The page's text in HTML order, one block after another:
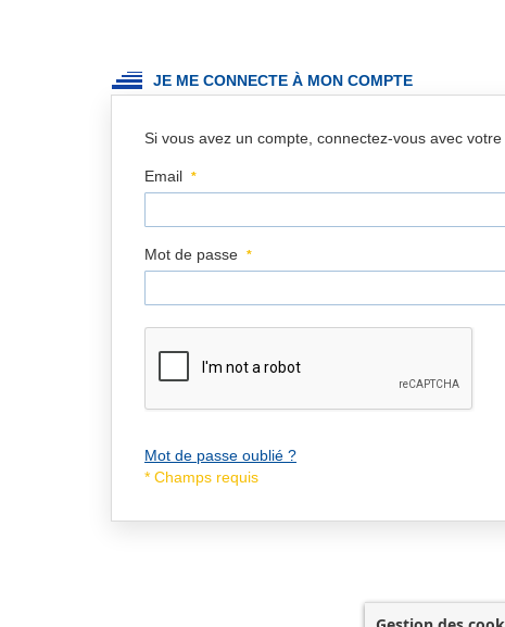
JE ME CONNECTE À MON COMPTE
Si vous avez un compte, connectez-vous avec votre
Email
Mot de passe
Mot de passe oublié ?